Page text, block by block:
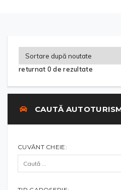
returnat 0 de rezultate
CAUTĂ
CUVÂNT CHEIE: